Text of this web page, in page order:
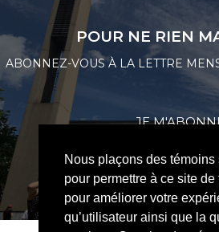
POUR NE RIEN
ABONNEZ-VOUS À LA LETTRE
JE
Nous plaçons des témoins
pour permettre à ce site
pour améliorer votre
qu’utilisateur ainsi que la